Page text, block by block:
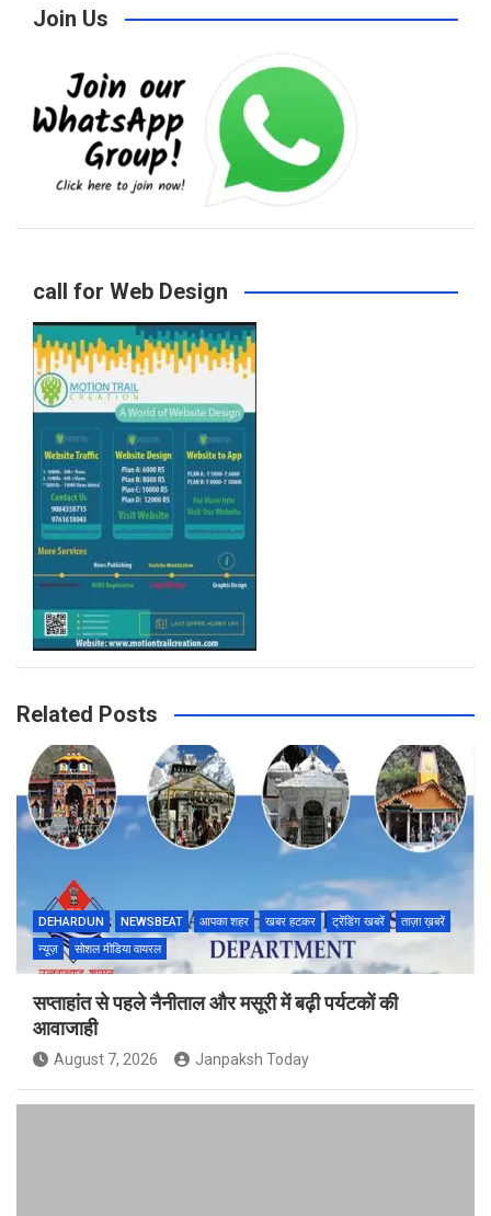
e
b
o
k
s
r
a
m
i u
Join Us
call for Web Design
Related Posts
DEHARDUN NEWSBEAT आपका शहर खबर हटकर ट्रेंडिंग खबरें
ताज़ा ख़बरें
न्यूज़
सोशल मीडिया वायरल
सप्ताहांत से पहले नैनीताल और मसूरी में बढ़ी पर्यटकों की
आवाजाही
August 7, 2026 Janpaksh Today